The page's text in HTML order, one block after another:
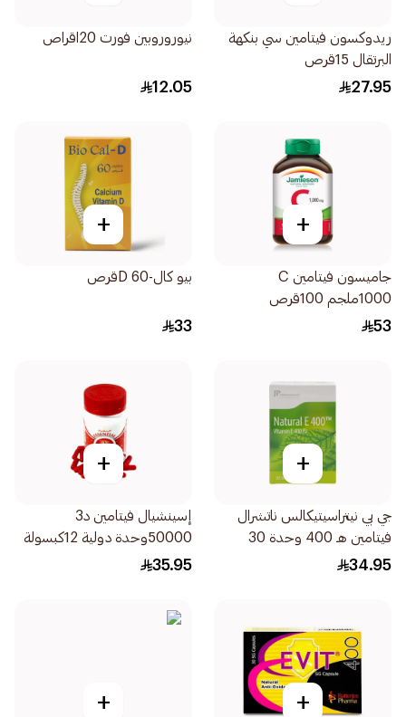
ريدوكسون فيتامين سي بنكهة
البرتقال 15قرص
27.95
نيوروروبين فورت 20اقراص
12.05
+
جاميسون فيتامين C
1000ملجم 100قرص
53
+
بيو كال-D 60قرص
33
+
جي بي نيتراسيتيكالس ناتشرال
فيتامين هـ 400 وحدة 30
كبسولة
34.95
+
إسينشيال فيتامين د3
50000وحدة دولية 12كبسولة
35.95
+
+